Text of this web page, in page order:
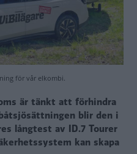
för vår elkombi.
är tänkt att förhindra
blir den i
långtest av ID.7 Tourer
kan skapa